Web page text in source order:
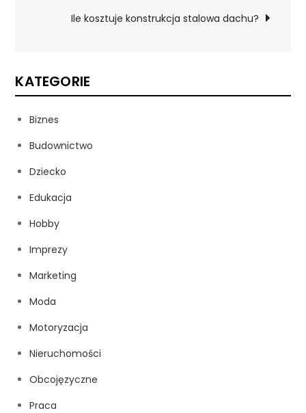
wpisu
Ile kosztuje konstrukcja stalowa dachu?
KATEGORIE
Biznes
Budownictwo
Dziecko
Edukacja
Hobby
Imprezy
Marketing
Moda
Motoryzacja
Nieruchomości
Obcojęzyczne
Praca